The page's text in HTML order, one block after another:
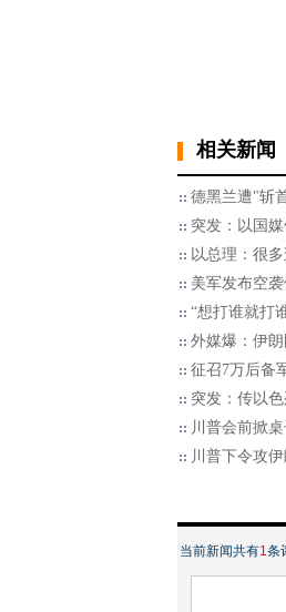
相关新闻
德黑兰遭"斩
突发：以国
以总理：很
美军发布空
“想打谁就打
外媒爆：伊
征召7万后备
突发：传以
川普会前掀
川普下令攻
当前新闻共有1条